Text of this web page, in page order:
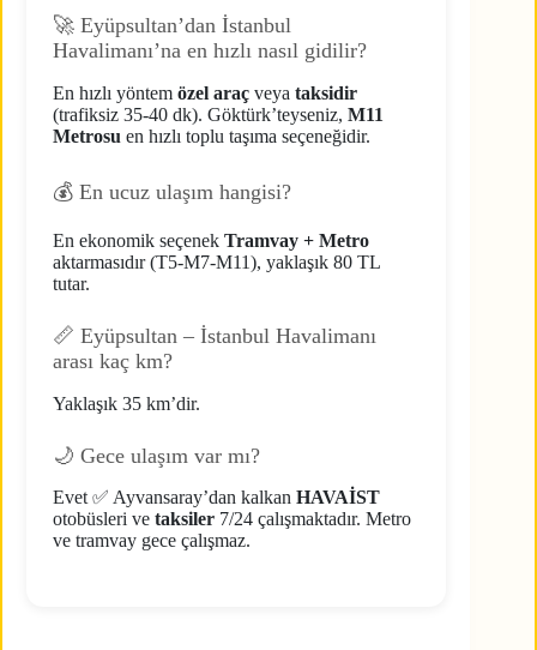
🚀 Eyüpsultan’dan İstanbul
Havalimanı’na en hızlı nasıl gidilir?
En hızlı yöntem özel araç veya taksidir
(trafiksiz 35-40 dk). Göktürk’teyseniz, M11
Metrosu en hızlı toplu taşıma seçeneğidir.
💰 En ucuz ulaşım hangisi?
En ekonomik seçenek Tramvay + Metro
aktarmasıdır (T5-M7-M11), yaklaşık 80 TL
tutar.
📏 Eyüpsultan – İstanbul Havalimanı
arası kaç km?
Yaklaşık 35 km’dir.
🌙 Gece ulaşım var mı?
Evet ✅ Ayvansaray’dan kalkan HAVAİST
otobüsleri ve taksiler 7/24 çalışmaktadır. Metro
ve tramvay gece çalışmaz.